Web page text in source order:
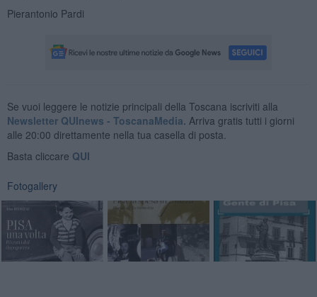
Pierantonio Pardi
Se vuoi leggere le notizie principali della Toscana iscriviti alla
Newsletter QUInews - ToscanaMedia. Arriva gratis tutti i giorni
alle 20:00 direttamente nella tua casella di posta.
Basta cliccare QUI
Fotogallery